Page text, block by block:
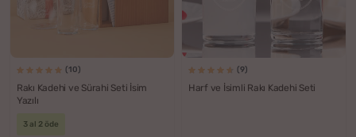
(10)
Rakı Kadehi ve Sürahi Seti İsim
Yazılı
3 al 2 öde
(9)
Harf ve İsimli Rakı Kadehi Seti